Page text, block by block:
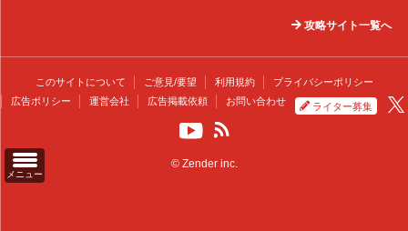
メニュー
攻略サイト一覧へ
このサイトについて ご意見/要望 利用規約
プライバシーポリシー
広告ポリシー
運営会社 広告掲載依頼 お問い合わせ ライター募集
© Zender inc.